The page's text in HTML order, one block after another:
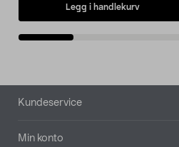
Legg i handlekurv
Bunntekst
Kundeservice
Min konto